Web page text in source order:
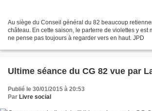
Au siège du Conseil général du 82 beaucoup
château. En cette saison, le parterre de violettes y est
ne pense pas toujours à regarder vers en haut. JPD
Ultime séance du CG 82 vue par
Publié le 30/01/2015 à 20:53
Par Livre social